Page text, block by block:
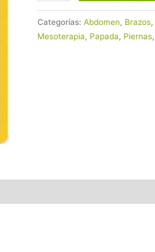
Categorías: Abdomen, Brazos,
Mesoterapia, Papada, Piernas,